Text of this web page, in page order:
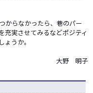
からなかったら、巷のパー
充実させてみるなどポジティ
うか。
大野 明子